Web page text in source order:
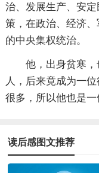
治、发展生产、安
策，在政治、经济
的中央集权统治。
他，出身贫寒
人，后来竟成为一
很多，所以他也是一
读后感图文推荐